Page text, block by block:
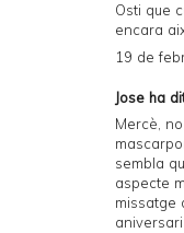
Osti que
encara
19 de
Jose ha
Mercè,
sembla
aspecte
missatge